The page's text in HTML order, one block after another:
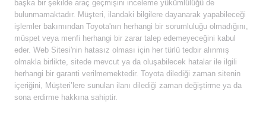
başka bir şekilde araç geçmişini inceleme yükümlülüğü de
bulunmamaktadır. Müşteri, ilandaki bilgilere dayanarak yapabileceği
işlemler bakımından Toyota'nın herhangi bir sorumluluğu olmadığını,
müspet veya menfi herhangi bir zarar talep edemeyeceğini kabul
eder. Web Sitesi'nin hatasız olması için her türlü tedbir alınmış
olmakla birlikte, sitede mevcut ya da oluşabilecek hatalar ile ilgili
herhangi bir garanti verilmemektedir. Toyota dilediği zaman sitenin
içeriğini, Müşteri’lere sunulan ilanı dilediği zaman değiştirme ya da
sona erdirme hakkına sahiptir.